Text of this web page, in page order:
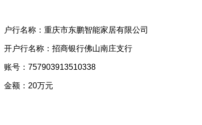
户行名称：重庆市东鹏智能家居有限公司
开户行名称：招商银行佛山南庄支行
账号：757903913510338
金额：20万元